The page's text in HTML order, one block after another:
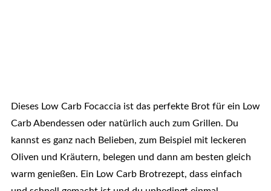
Dieses Low Carb Focaccia ist das perfekte Brot für ein Low
Carb Abendessen oder natürlich auch zum Grillen. Du
kannst es ganz nach Belieben, zum Beispiel mit leckeren
Oliven und Kräutern, belegen und dann am besten gleich
warm genießen. Ein Low Carb Brotrezept, dass einfach